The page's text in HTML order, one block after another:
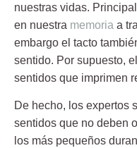
nuestras vidas.
en nuestra memoria a
embargo el tacto
sentido. Por supuesto, el
sentidos que imprimen
De hecho, los expertos
sentidos que no deben
los más pequeños